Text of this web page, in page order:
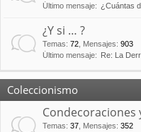
Último mensaje: ¿Cuántas
¿Y si … ?
Temas: 72 Mensajes: 903
Último mensaje:
Re: La
Coleccionismo
Condecoraciones
Temas: 37 Mensajes: 352